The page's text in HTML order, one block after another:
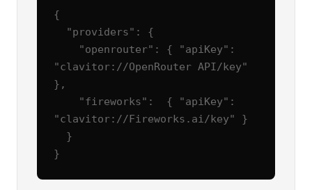
{
"clavitor://OpenRouter API/key"
},
"clavitor://Fireworks.ai/key" }
}